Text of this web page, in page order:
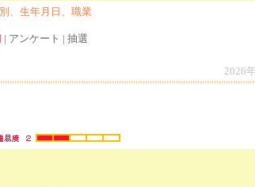
、生年月日、職業
| アンケート | 抽選
2026